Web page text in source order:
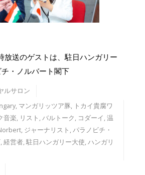
送のゲストは、駐日ハンガリー
・ノルバート閣下
ルサロン
, マンガリッツア豚, トカイ貴腐ワ
音楽, リスト ,バルトーク, コダーイ,温
, ジャーナリスト ,パラノビチ・
,経営者,駐日ハンガリー大使,ハンガリ